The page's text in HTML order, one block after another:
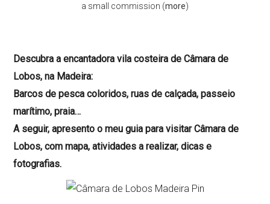
a small commission (more)
Descubra a encantadora vila costeira de Câmara de
Lobos, na Madeira:
Barcos de pesca coloridos, ruas de calçada, passeio
marítimo, praia…
A seguir, apresento o meu guia para visitar Câmara de
Lobos, com mapa, atividades a realizar, dicas e
fotografias.